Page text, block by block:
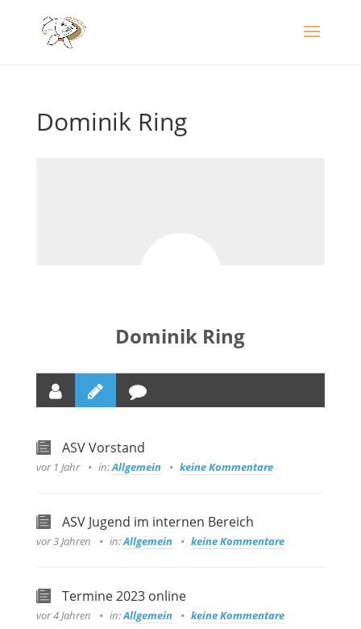
Dominik Ring
Dominik Ring
ASV Vorstand
vor 1 Jahr in:Allgemein keine Kommentare
ASV Jugend im internen Bereich
vor 3 Jahren in:Allgemein keine Kommentare
Termine 2023 online
vor 4 Jahren in:Allgemein keine Kommentare